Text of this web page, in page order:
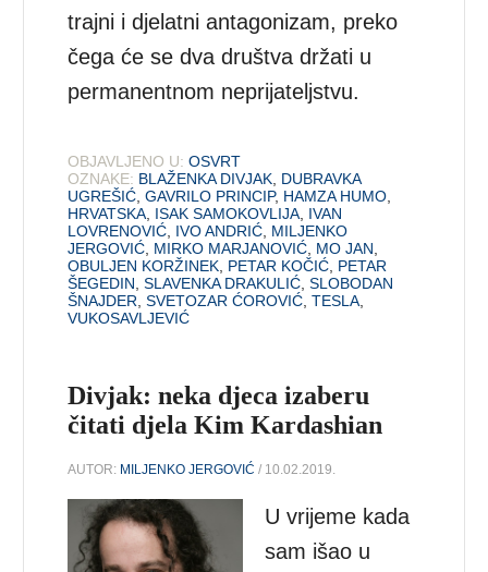
trajni i djelatni antagonizam, preko
čega će se dva društva držati u
permanentnom neprijateljstvu.
OBJAVLJENO U: OSVRT
OZNAKE: BLAŽENKA DIVJAK DUBRAVKA
UGREŠIĆ ,GAVRILO PRINCIP, HAMZA HUMO
HRVATSKA ISAK SAMOKOVLIJA IVAN
LOVRENOVIĆ IVO ANDRIĆ MILJENKO
JERGOVIĆ MIRKO MARJANOVIĆ MO JAN
OBULJEN KORŽINEK PETAR KOČIĆ PETAR
ŠEGEDIN ,SLAVENKA DRAKULIĆ ,SLOBODAN
ŠNAJDER ,SVETOZAR ĆOROVIĆ ,TESLA
VUKOSAVLJEVIĆ
Divjak: neka djeca izaberu
čitati djela Kim Kardashian
AUTOR: MILJENKO JERGOVIĆ / 10.02.2019.
U vrijeme kada
sam išao u